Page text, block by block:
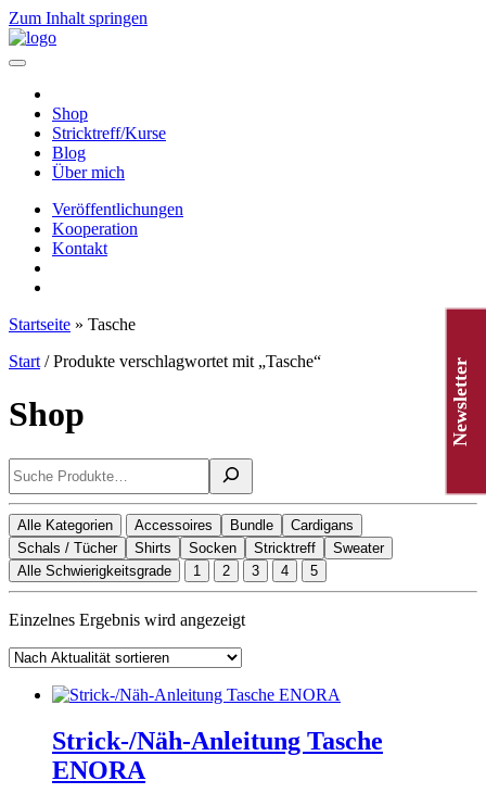
Zum Inhalt springen
Hauptnavigation
Shop
Stricktreff/Kurse
Blog
Über mich
Veröffentlichungen
Kooperation
Kontakt
Startseite » Tasche
Start / Produkte verschlagwortet mit „Tasche“
Shop
Suchen
Alle Kategorien Accessoires Bundle
Cardigans
Schals / Tücher
Shirts Socken Stricktreff
Sweater
Alle Schwierigkeitsgrade
1 2 3 4 5
Einzelnes Ergebnis wird angezeigt
Strick-/Näh-Anleitung Tasche
ENORA
Newsletter